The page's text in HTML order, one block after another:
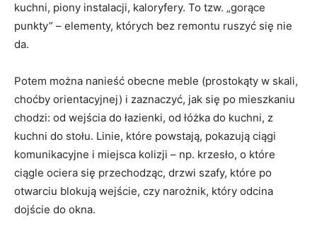
kuchni, piony instalacji, kaloryfery. To tzw. „gorące
punkty” – elementy, których bez remontu ruszyć się nie
da.
Potem można nanieść obecne meble (prostokąty w skali,
choćby orientacyjnej) i zaznaczyć, jak się po mieszkaniu
chodzi: od wejścia do łazienki, od łóżka do kuchni, z
kuchni do stołu. Linie, które powstają, pokazują ciągi
komunikacyjne i miejsca kolizji – np. krzesło, o które
ciągle ociera się przechodząc, drzwi szafy, które po
otwarciu blokują wejście, czy narożnik, który odcina
dojście do okna.